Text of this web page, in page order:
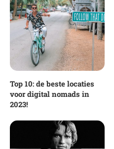
Top 10: de beste locaties
voor digital nomads in
2023!